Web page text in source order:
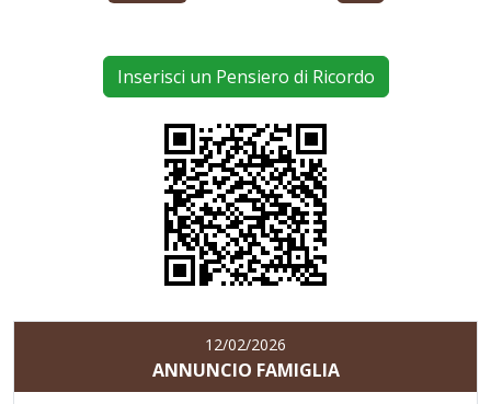
Inserisci un Pensiero di Ricordo
12/02/2026
ANNUNCIO FAMIGLIA